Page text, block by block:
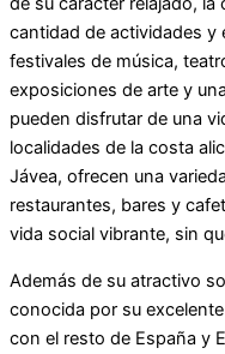
cantidad de actividades y
festivales de música,
exposiciones de arte y
pueden disfrutar de una
localidades de la costa
Jávea, ofrecen una
restaurantes, bares y
vida social vibrante, sin
Además de su atractivo
conocida por su
con el resto de España y